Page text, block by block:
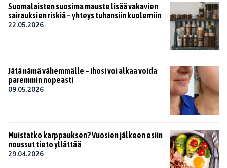
Suomalaisten suosima mauste lisää vakavien
sairauksien riskiä – yhteys tuhansiin kuolemiin
22.05.2026
Jätä nämä vähemmälle – ihosi voi alkaa voida
paremmin nopeasti
09.05.2026
Muistatko karppauksen? Vuosien jälkeen esiin
noussut tieto yllättää
29.04.2026